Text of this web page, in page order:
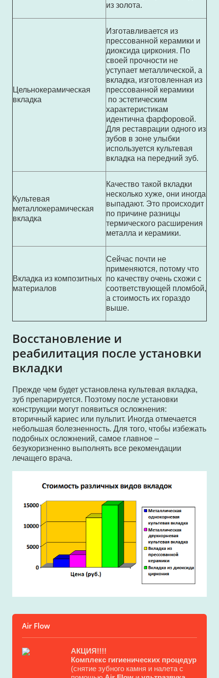
из золота.
Цельнокерамическая
вкладка
Изготавливается из
прессованной керамики и
диоксида циркония. По
своей прочности не
уступает металлической, а
вкладка, изготовленная из
прессованной керамики
по эстетическим
характеристикам
идентична фарфоровой.
Для реставрации одного из
зубов в зоне улыбки
используется культевая
вкладка на передний зуб.
Культевая
металлокерамическая
вкладка
Качество такой вкладки
несколько хуже, они иногда
выпадают. Это происходит
по причине разницы
термического расширения
металла и керамики.
Вкладка из композитных
материалов
Сейчас почти не
применяются, потому что
по качеству очень схожи с
соответствующей пломбой,
а стоимость их гораздо
выше.
Восстановление и
реабилитация после установки
вкладки
Прежде чем будет установлена культевая вкладка,
зуб препарируется. Поэтому после установки
конструкции могут появиться осложнения:
вторичный кариес или пульпит. Иногда отмечается
небольшая болезненность. Для того, чтобы избежать
подобных осложнений, самое главное –
безукоризненно выполнять все рекомендации
лечащего врача.
Air Flow
АКЦИЯ!!!!
Комплекс гигиенических процедур
(снятие зубного камня и налета с